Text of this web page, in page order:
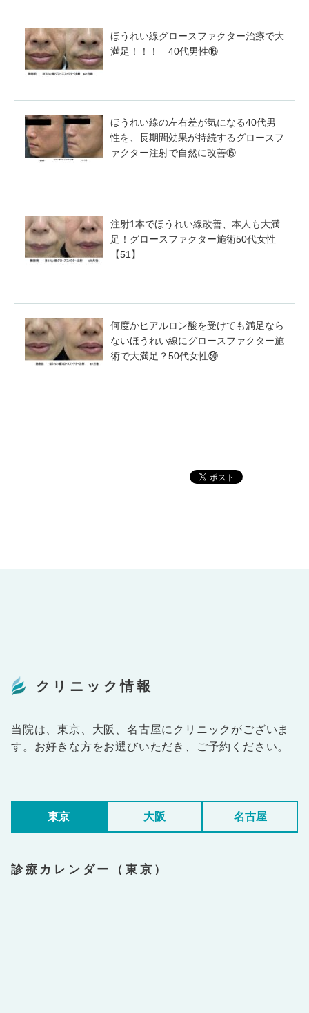
ほうれい線グロースファクター治療で大
満足！！！ 40代男性⑯
ほうれい線の左右差が気になる40代男
性を、長期間効果が持続するグロースフ
ァクター注射で自然に改善⑮
注射1本でほうれい線改善、本人も大満
足！グロースファクター施術50代女性
【51】
何度かヒアルロン酸を受けても満足なら
ないほうれい線にグロースファクター施
術で大満足？50代女性㊿
クリニック情報
当院は、東京、大阪、名古屋にクリニックがございま
す。お好きな方をお選びいただき、ご予約ください。
東京 大阪 名古屋
診療カレンダー（東京）